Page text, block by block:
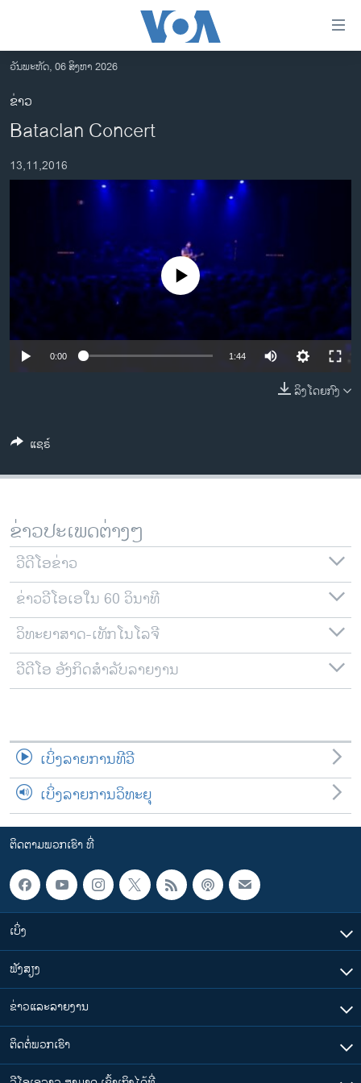
ເຂົ້າ
ຫາ
ຂ້າມ
ຂ້າມ
ໄປ
ອາເມຣິກາ
ການເລືອກຕັ້ງ ປະທານາທີບໍດີ ສະຫະລັດ 2024
ອິດສະຫຼະພາບດ້ານການຂ່າວ
ຊີວິດຊາວລາວ
ຊຸມຊົນຊາວລາວ
ພາສາອັງກິດ
ລາຍການກະຈາຍສຽງ
ລາຍງານ
ຕິດຕາມພວກເຮົາ ທີ່
ພາສາຕ່າງໆ
ວັນພະຫັດ, 06 ສິງຫາ 2026
ຂ່າວ
Bataclan Concert
13,11,2016
No media source currently available
0:00 1:44
ລິງໂດຍກົງ
ແຊຣ໌
ຂ່າວປະເພດຕ່າງໆ
ວີດີໂອຂ່າວ
ຂ່າວວີໂອເອໃນ 60 ວິນາທີ
ວິທະຍາສາດ-ເທັກໂນໂລຈີ
ວີດີໂອ ອັງກິດສຳລັບລາຍງານ
ເບິ່ງລາຍການທີວີ
ເບິ່ງລາຍການວິທະຍຸ
ຕິດຕາມພວກເຮົາ ທີ່
ເບິ່ງ
ຟັງສຽງ
ຂ່າວແລະລາຍງານ
ຕິດຕໍ່ພວກເຮົາ